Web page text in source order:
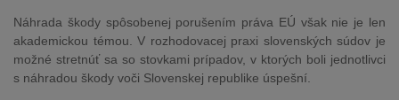
Náhrada škody spôsobenej porušením práva EÚ však nie je len
akademickou témou. V rozhodovacej praxi slovenských súdov je
možné stretnúť sa so stovkami prípadov, v ktorých boli jednotlivci
s náhradou škody voči Slovenskej republike úspešní.